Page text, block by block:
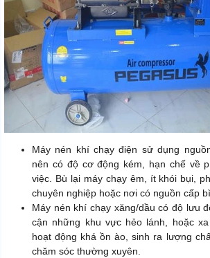
Máy nén khí chạy điện sử dụng
nên có độ cơ động kém, hạn chế về
việc. Bù lại máy chạy êm, ít khói bụi,
chuyên nghiệp hoặc nơi có nguồn cấp
Máy nén khí chạy xăng/dầu có độ lưu
cận những khu vực hẻo lánh, hoặc
hoạt động khá ồn ào, sinh ra lượng
chăm sóc thường xuyên.